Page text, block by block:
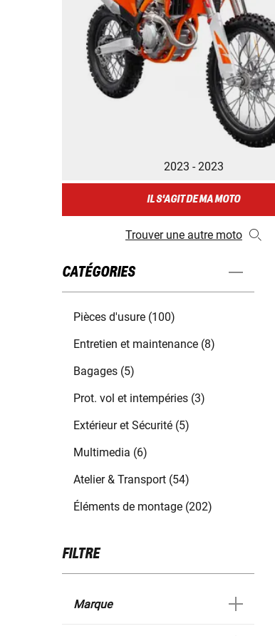
2023 - 2023
IL S'AGIT DE MA MOTO
Trouver une autre moto
CATÉGORIES
Pièces d'usure (100)
Entretien et maintenance (8)
Bagages (5)
Prot. vol et intempéries (3)
Extérieur et Sécurité (5)
Multimedia (6)
Atelier & Transport (54)
Éléments de montage (202)
FILTRE
Marque